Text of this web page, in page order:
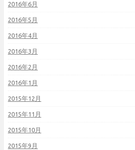
2016年6月
2016年5月
2016年4月
2016年3月
2016年2月
2016年1月
2015年12月
2015年11月
2015年10月
2015年9月